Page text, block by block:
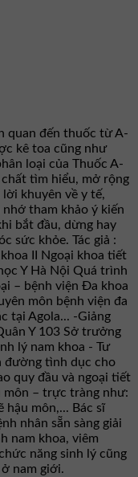
quan đến thuốc từ A-
kê toa cũng như
loại của Thuốc A-
tìm hiểu, mở rộng
khuyên về y tế,
tham khảo ý kiến
bắt đầu, dừng hay
sức khỏe. Tác giả :
II Ngoại khoa tiết
Y Hà Nội Quá trình
– bệnh viện Đa khoa
môn bệnh viện đa
tại Agola... -Giảng
Y 103 Sở trưởng
lý nam khoa - Tư
đường tình dục cho
quy đầu và ngoại tiết
môn – trực tràng như:
hậu môn,... Bác sĩ
nhân sẵn sàng giải
nam khoa, viêm
năng sinh lý cũng
nam giới.